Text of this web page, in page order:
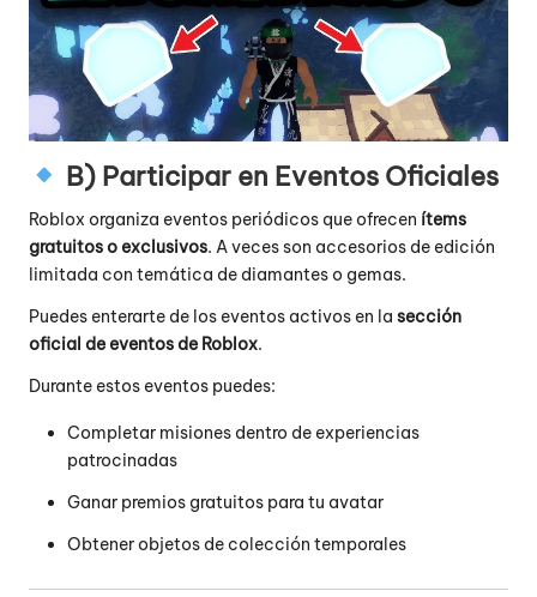
B) Participar en Eventos Oficiales
Roblox organiza eventos periódicos que ofrecen ítems
gratuitos o exclusivos. A veces son accesorios de edición
limitada con temática de diamantes o gemas.
Puedes enterarte de los eventos activos en la sección
oficial de eventos de Roblox.
Durante estos eventos puedes:
Completar misiones dentro de experiencias
patrocinadas
Ganar premios gratuitos para tu avatar
Obtener objetos de colección temporales